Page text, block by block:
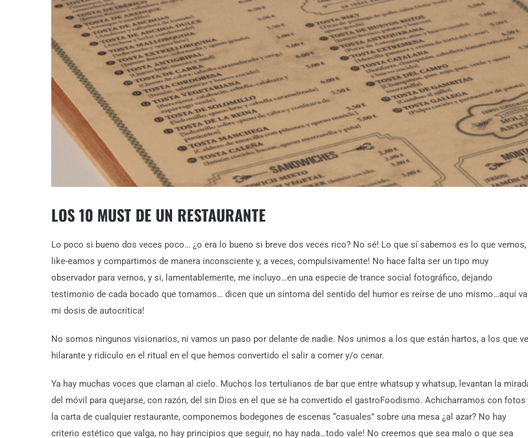
LOS 10 MUST DE UN RESTAURANTE
Lo poco si bueno dos veces poco… ¿o era lo bueno si breve dos veces rico? No sé! Lo que sí sabemos es lo que vemos,
like-eamos y compartimos de manera inconsciente y, a veces, compulsivamente! No hace falta ser un tipo muy
observador para vernos, y si, lamentablemente, me incluyo…en una especie de trance social fotográfico, dejando
testimonio de cada bocado que tomamos… dicen que un síntoma del sentido del humor es reírse de uno mismo…aquí va
mi dosis de autocrítica!
No somos ningunos visionarios, ni vamos un paso por delante de nadie. Nos unimos a los que están hartos, a los que
hilarante y ridículo en el ritual en el que hemos convertido el salir a comer y/o cenar.
Ya hay muchas voces que claman al cielo. Muchos los tertulianos de bar que entre whatsup y whatsup, levantan la
del móvil para quejarse, con razón, del sin Dios en el que se ha convertido el gastroFoodismo. Achicharramos con fotos
la carta de cualquier restaurante, componemos bodegones de escenas “casuales” sobre una mesa ¿al azar? No hay
criterio estético que valga, no hay principios que seguir, no hay nada…todo vale! No creemos que sea malo o que sea